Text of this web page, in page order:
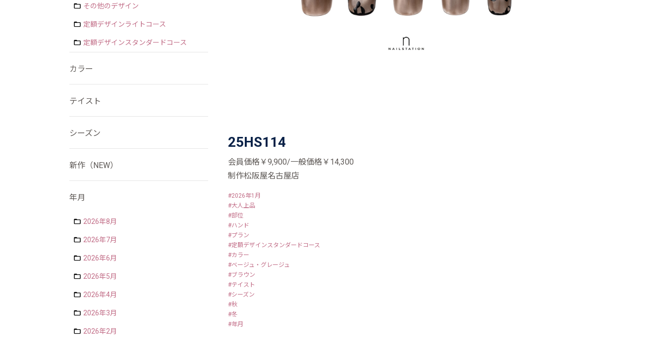
その他のデザイン
定額デザインライトコース
定額デザインスタンダードコース
カラー
テイスト
シーズン
新作（NEW）
年月
2026年8月
2026年7月
2026年6月
2026年5月
2026年4月
2026年3月
2026年2月
25HS114
会員価格￥9,900/一般価格￥14,300
制作松阪屋名古屋店
2026年1月
大人上品
部位
ハンド
プラン
定額デザインスタンダードコース
カラー
ベージュ・グレージュ
ブラウン
テイスト
シーズン
秋
冬
年月